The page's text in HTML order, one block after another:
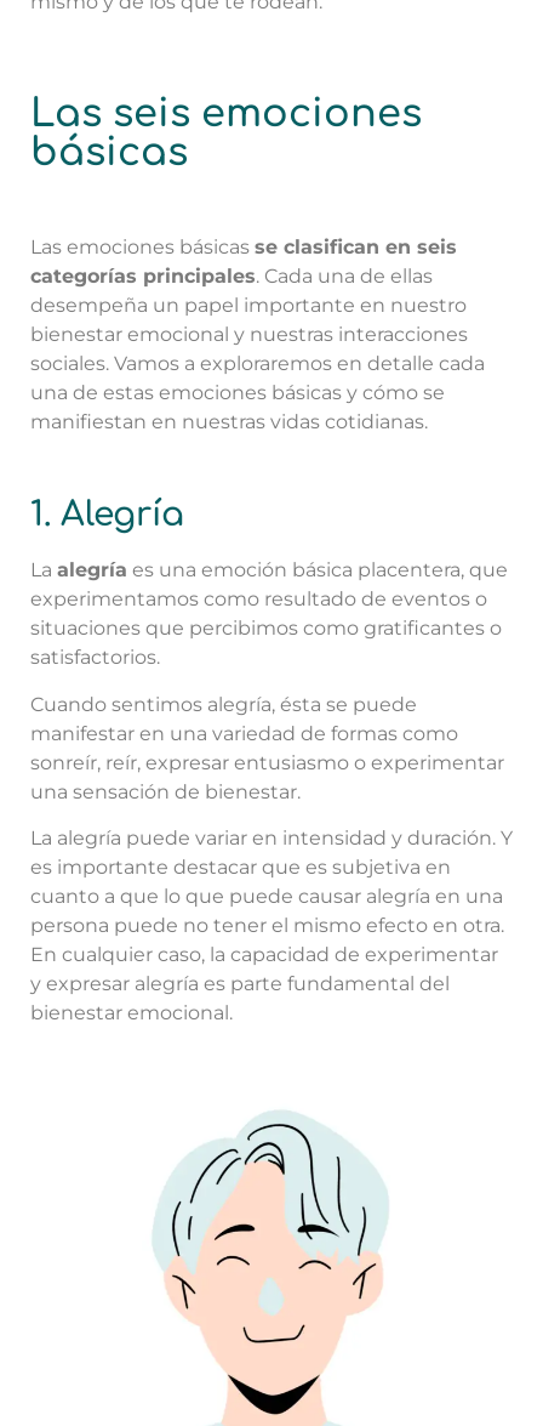
Las seis emociones
básicas
Las emociones básicas se clasifican en seis
categorías principales. Cada una de ellas
desempeña un papel importante en nuestro
bienestar emocional y nuestras interacciones
sociales. Vamos a exploraremos en detalle cada
una de estas emociones básicas y cómo se
manifiestan en nuestras vidas cotidianas.
1. Alegría
La alegría es una emoción básica placentera, que
experimentamos como resultado de eventos o
situaciones que percibimos como gratificantes o
satisfactorios.
Cuando sentimos alegría, ésta se puede
manifestar en una variedad de formas como
sonreír, reír, expresar entusiasmo o experimentar
una sensación de bienestar.
La alegría puede variar en intensidad y duración. Y
es importante destacar que es subjetiva en
cuanto a que lo que puede causar alegría en una
persona puede no tener el mismo efecto en otra.
En cualquier caso, la capacidad de experimentar
y expresar alegría es parte fundamental del
bienestar emocional.